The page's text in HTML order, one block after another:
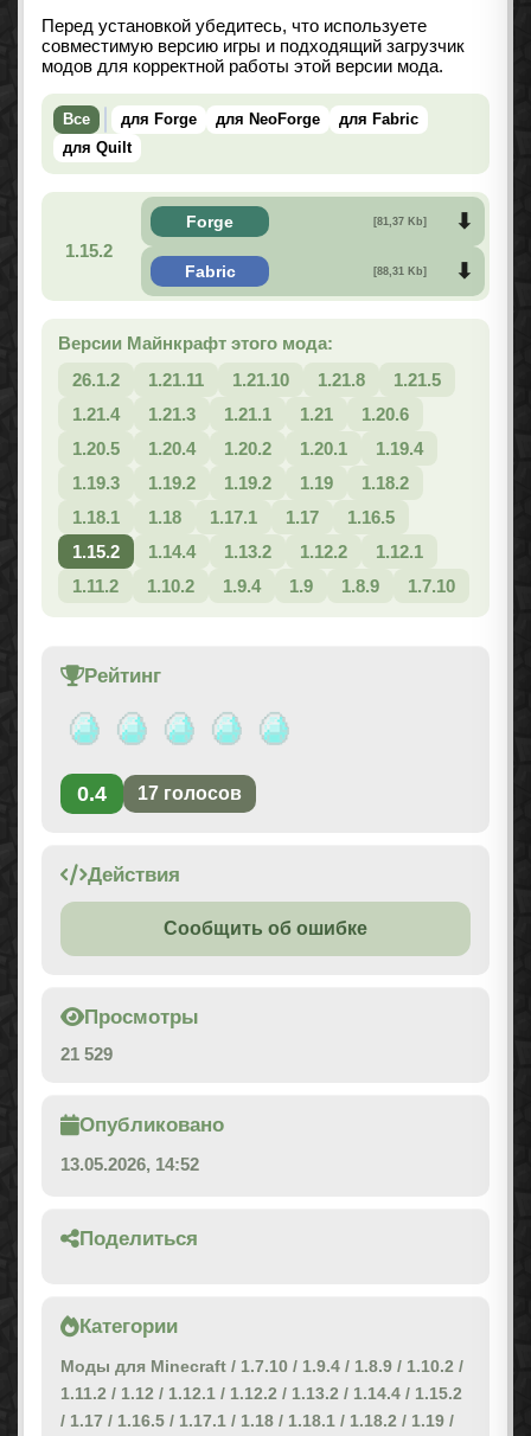
Перед установкой убедитесь, что используете
совместимую версию игры и подходящий загрузчик
модов для корректной работы этой версии мода.
Все для Forge для NeoForge
для Fabric
для Quilt
1.15.2
Forge [81,37 Kb]
Fabric [88,31 Kb]
Версии Майнкрафт этого мода:
26.1.2
1.21.11 1.21.10 1.21.8
1.21.5
1.21.4
1.21.3 1.21.1 1.21
1.20.6
1.20.5
1.20.4 1.20.2 1.20.1
1.19.4
1.19.3
1.19.2 1.19.2 1.19
1.18.2
1.18.1
1.18 1.17.1 1.17
1.16.5
1.15.2
1.14.4 1.13.2 1.12.2
1.12.1
1.11.2
1.10.2 1.9.4 1.9 1.8.9 1.7.10
Рейтинг
0.4 17 голосов
Действия
Сообщить об ошибке
Просмотры
21 529
Опубликовано
13.05.2026, 14:52
Поделиться
Категории
Моды для Minecraft / 1.7.10 / 1.9.4 / 1.8.9 / 1.10.2 /
1.11.2 / 1.12 / 1.12.1 / 1.12.2 / 1.13.2 / 1.14.4 / 1.15.2
/ 1.17 / 1.16.5 / 1.17.1 / 1.18 / 1.18.1 / 1.18.2 / 1.19 /